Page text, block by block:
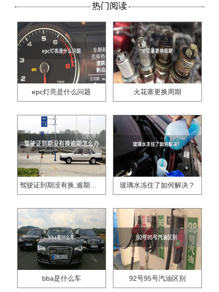
热门阅读
epc灯亮是什么问题 火花塞更换周期
玻璃水冻住了如何解决？
bba是什么车 92号95号汽油区别